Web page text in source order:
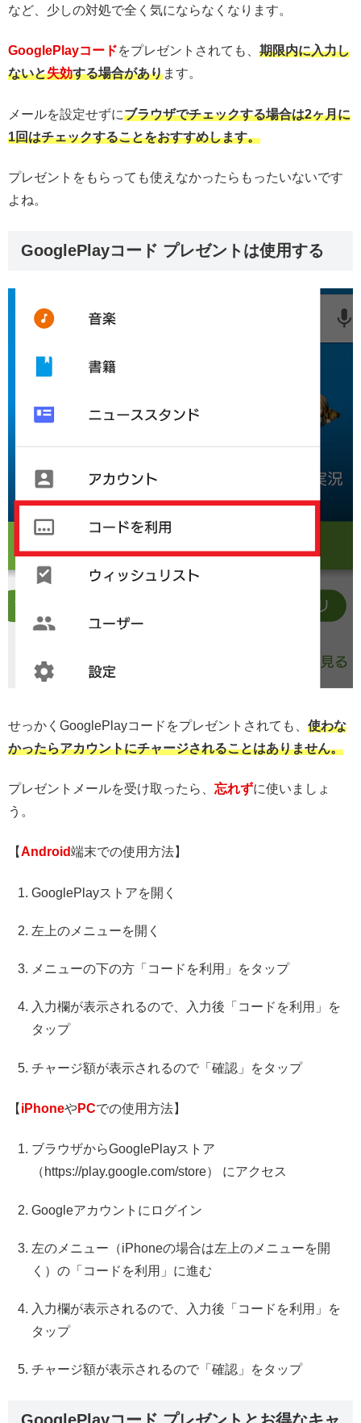
など、少しの対処で全く気にならなくなります。
GooglePlayコードをプレゼントされても、 期限内に入力し
ないと失効する場合があります。
メールを設定せずにブラウザでチェックする場合は2ヶ月に
1回はチェックすることをおすすめします。
プレゼントをもらっても使えなかったらもったいないです
よね。
GooglePlayコード プレゼントは使用する
せっかくGooglePlayコードをプレゼントされても、 使わな
かったらアカウントにチャージされることはありません。
プレゼントメールを受け取ったら、 忘れずに使いましょ
う。
【Android端末での使用方法】
GooglePlayストアを開く
左上のメニューを開く
メニューの下の方「コードを利用」をタップ
入力欄が表示されるので、入力後「コードを利用」を
タップ
チャージ額が表示されるので「確認」をタップ
【 iPhoneやPCでの使用方法】
ブラウザからGooglePlayストア
（https://play.google.com/store） にアクセス
Googleアカウントにログイン
左のメニュー（iPhoneの場合は左上のメニューを開
く）の「コードを利用」に進む
入力欄が表示されるので、入力後「コードを利用」を
タップ
チャージ額が表示されるので「確認」をタップ